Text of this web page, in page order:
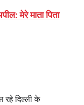
मेरे माता पिता
रहे दिल्ली के